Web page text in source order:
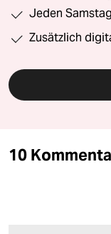
Jeden
Zusätzlich
10